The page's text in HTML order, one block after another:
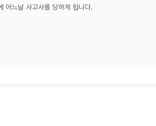
어느날 사고사를 당하게 됩니다.